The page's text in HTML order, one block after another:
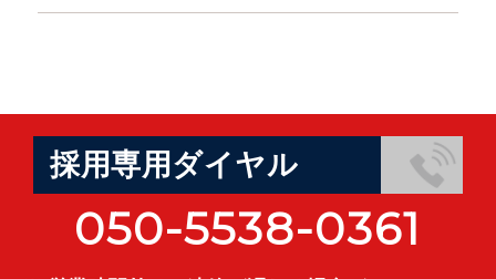
採用専用ダイヤル
050-5538-0361